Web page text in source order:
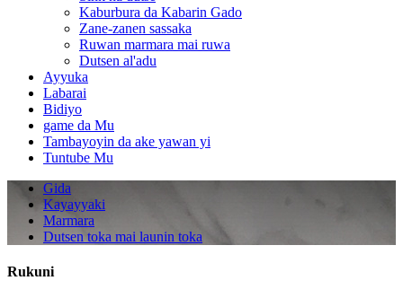
Kaburbura da Kabarin Gado
Zane-zanen sassaka
Ruwan marmara mai ruwa
Dutsen al'adu
Ayyuka
Labarai
Bidiyo
game da Mu
Tambayoyin da ake yawan yi
Tuntube Mu
Gida
Kayayyaki
Marmara
Dutsen toka mai launin toka
Rukuni